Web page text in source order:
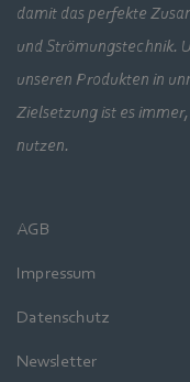
damit das perfekte
und Strömungstechnik.
unseren Produkten in
Zielsetzung ist es
nutzen.
AGB
Impressum
Datenschutz
Newsletter